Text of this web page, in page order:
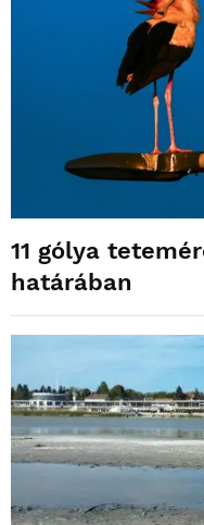
11 gólya
határában